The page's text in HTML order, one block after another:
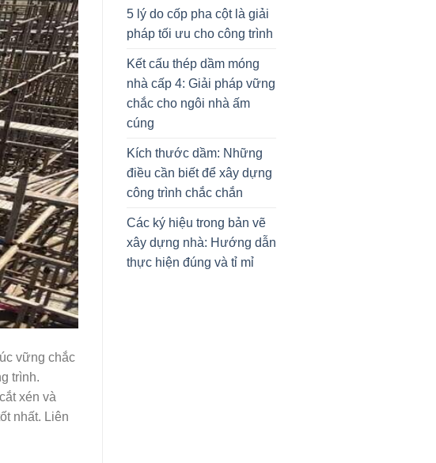
vững chắc
trình.
xén và
nhất. Liên
5 lý do cốp pha cột là giải
pháp tối ưu cho công trình
Kết cấu thép dầm móng
nhà cấp 4: Giải pháp vững
chắc cho ngôi nhà ấm
cúng
Kích thước dầm: Những
điều cần biết để xây dựng
công trình chắc chắn
Các ký hiệu trong bản vẽ
xây dựng nhà: Hướng dẫn
thực hiện đúng và tỉ mỉ